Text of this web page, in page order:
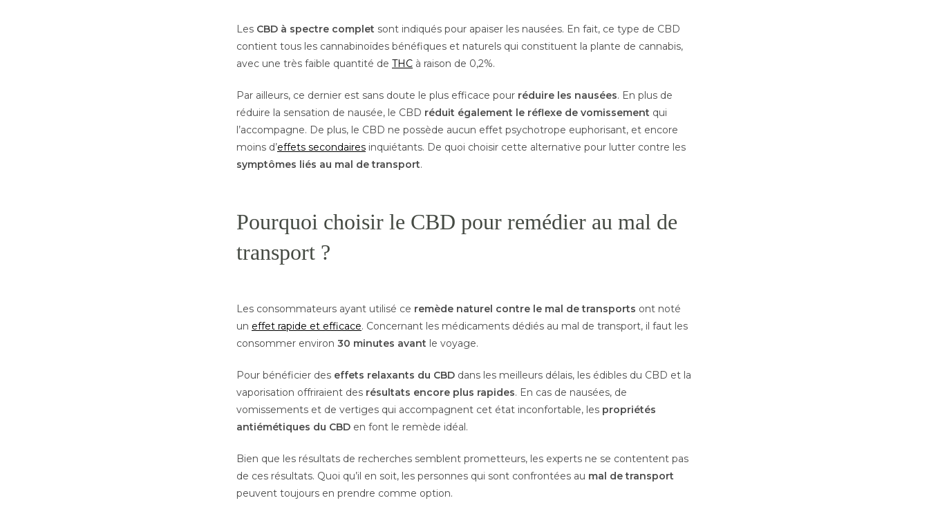
Les CBD à spectre complet sont indiqués pour apaiser les nausées. En fait, ce type de CBD
contient tous les cannabinoïdes bénéfiques et naturels qui constituent la plante de cannabis,
avec une très faible quantité de THC à raison de 0,2%.
Par ailleurs, ce dernier est sans doute le plus efficace pour réduire les nausées. En plus de
réduire la sensation de nausée, le CBD réduit également le réflexe de vomissement qui
l’accompagne. De plus, le CBD ne possède aucun effet psychotrope euphorisant, et encore
moins d’effets secondaires inquiétants. De quoi choisir cette alternative pour lutter contre les
symptômes liés au mal de transport.
Pourquoi choisir le CBD pour remédier au mal de
transport ?
Les consommateurs ayant utilisé ce remède naturel contre le mal de transports ont noté
un effet rapide et efficace. Concernant les médicaments dédiés au mal de transport, il faut les
consommer environ 30 minutes avant le voyage.
Pour bénéficier des effets relaxants du CBD dans les meilleurs délais, les édibles du CBD et la
vaporisation offriraient des résultats encore plus rapides. En cas de nausées, de
vomissements et de vertiges qui accompagnent cet état inconfortable, les propriétés
antiémétiques du CBD en font le remède idéal.
Bien que les résultats de recherches semblent prometteurs, les experts ne se contentent pas
de ces résultats. Quoi qu’il en soit, les personnes qui sont confrontées au mal de transport
peuvent toujours en prendre comme option.